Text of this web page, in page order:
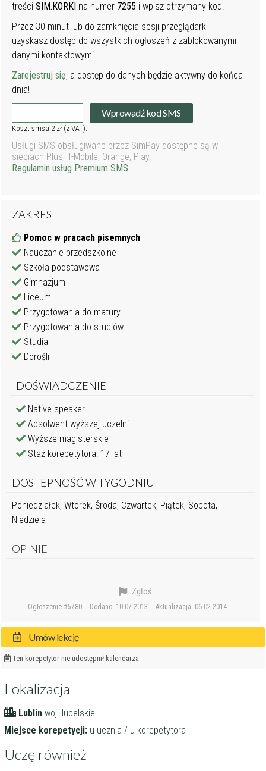
treściSIM.KORKI na numer 7255 i wpisz otrzymany kod.
Przez 30 minut lub do zamknięcia sesji przeglądarki
uzyskasz dostęp do wszystkich ogłoszeń z zablokowanymi
danymi kontaktowymi.
Zarejestruj się, a dostęp do danych będzie aktywny do końca
dnia!
Wprowadź kod SMS
Koszt smsa 2 zł (z VAT).
Usługi SMS obsługiwane przez SimPay dostępne są w
sieciach Plus, T-Mobile, Orange, Play.
Regulamin usług Premium SMS.
ZAKRES
Pomoc w pracach pisemnych
Nauczanie przedszkolne
Szkoła podstawowa
Gimnazjum
Liceum
Przygotowania do matury
Przygotowania do studiów
Studia
Dorośli
DOŚWIADCZENIE
Native speaker
Absolwent wyższej uczelni
Wyższe magisterskie
Staż korepetytora: 17 lat
DOSTĘPNOŚĆ W TYGODNIU
Poniedziałek, Wtorek, Środa, Czwartek, Piątek, Sobota,
Niedziela
OPINIE
Ogłoszenie #5780 Dodano: 10.07.2013 Aktualizacja: 06.02.2014
Zgłoś
Umów lekcję
Ten korepetytor nie udostępnił kalendarza
Lokalizacja
Lublin woj. lubelskie
Miejsce korepetycji: u ucznia / u korepetytora
Uczę również